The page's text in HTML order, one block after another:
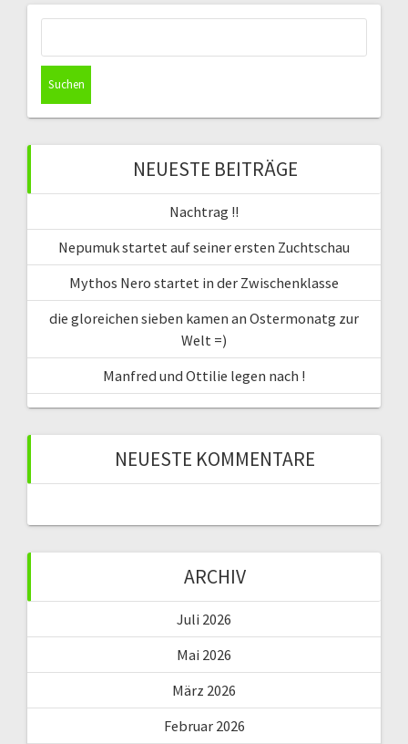
NEUESTE BEITRÄGE
Nachtrag !!
Nepumuk startet auf seiner ersten Zuchtschau
Mythos Nero startet in der Zwischenklasse
die gloreichen sieben kamen an Ostermonatg zur
Welt =)
Manfred und Ottilie legen nach !
NEUESTE KOMMENTARE
ARCHIV
Juli 2026
Mai 2026
März 2026
Februar 2026